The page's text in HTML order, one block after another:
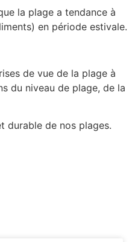
la plage a tendance à
en période estivale.
de vue de la plage à
du niveau de plage, de la
durable de nos plages.